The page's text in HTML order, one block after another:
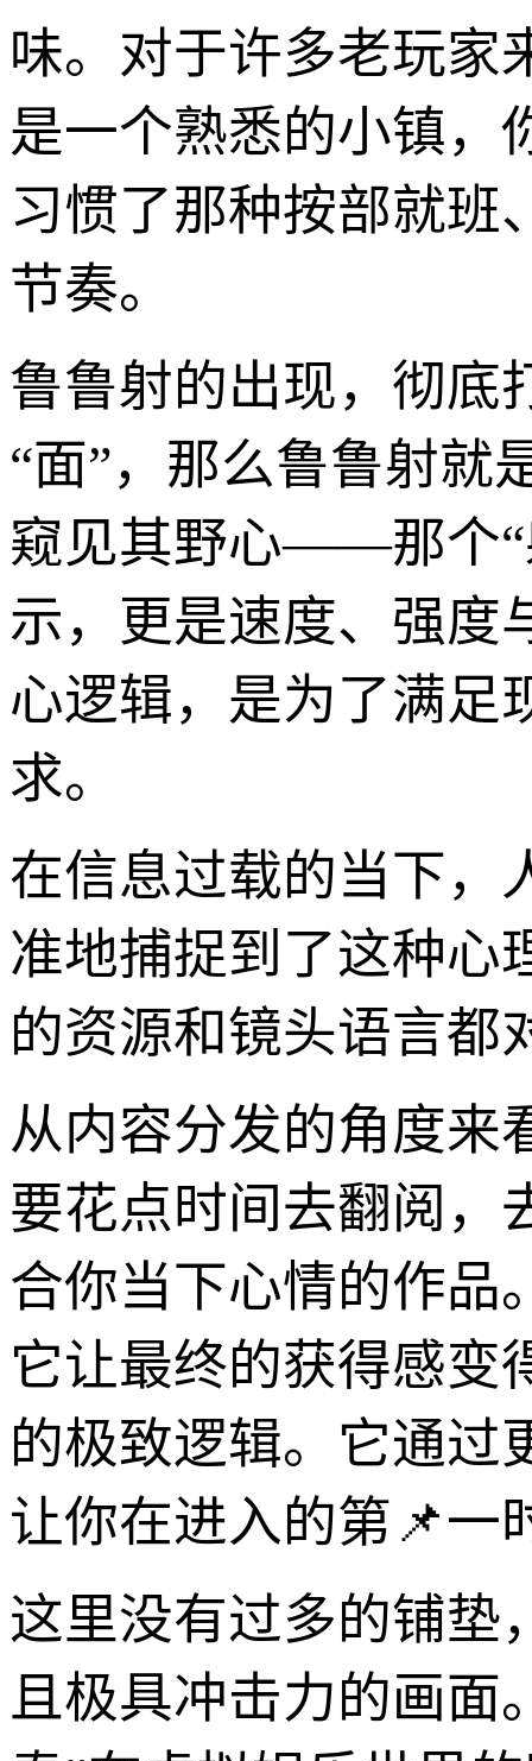
味。对于许多老玩家
是一个熟悉的小镇，
习惯了那种按部就班
节奏。
鲁鲁射的出现，彻底
“面”，那么鲁鲁射就
窥见其野心——那个“
示，更是速度、强度
心逻辑，是为了满足
求。
在信息过载的当下，
准地捕捉到了这种心
的资源和镜头语言都
从内容分发的角度来
要花点时间去翻阅，
合你当下心情的作品
它让最终的获得感变
的极致逻辑。它通过
让你在进入的第📌一
这里没有过多的铺垫
且极具冲击力的画面